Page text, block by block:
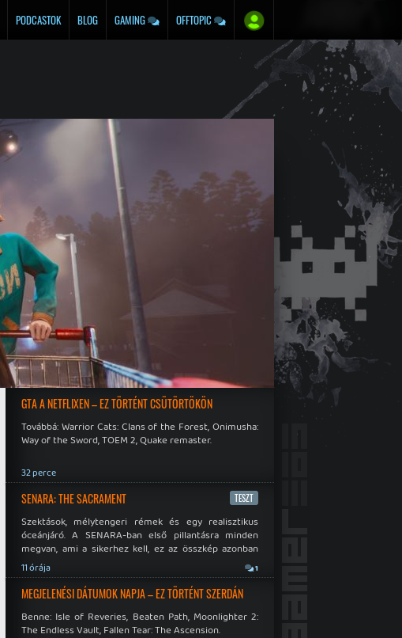
PODCASTOK BLOG GAMING OFFTOPIC
GTA A NETFLIXEN – EZ TÖRTÉNT CSÜTÖRTÖKÖN
Továbbá: Warrior Cats: Clans of the Forest, Onimusha:
Way of the Sword, TOEM 2, Quake remaster.
32 perce
SENARA: THE SACRAMENT TESZT
Szektások, mélytengeri rémek és egy realisztikus
óceánjáró. A SENARA-ban első pillantásra minden
megvan, ami a sikerhez kell, ez az összkép azonban
becsapós.
11 órája 1
MEGJELENÉSI DÁTUMOK NAPJA – EZ TÖRTÉNT SZERDÁN
Benne: Isle of Reveries, Beaten Path, Moonlighter 2:
The Endless Vault, Fallen Tear: The Ascension.